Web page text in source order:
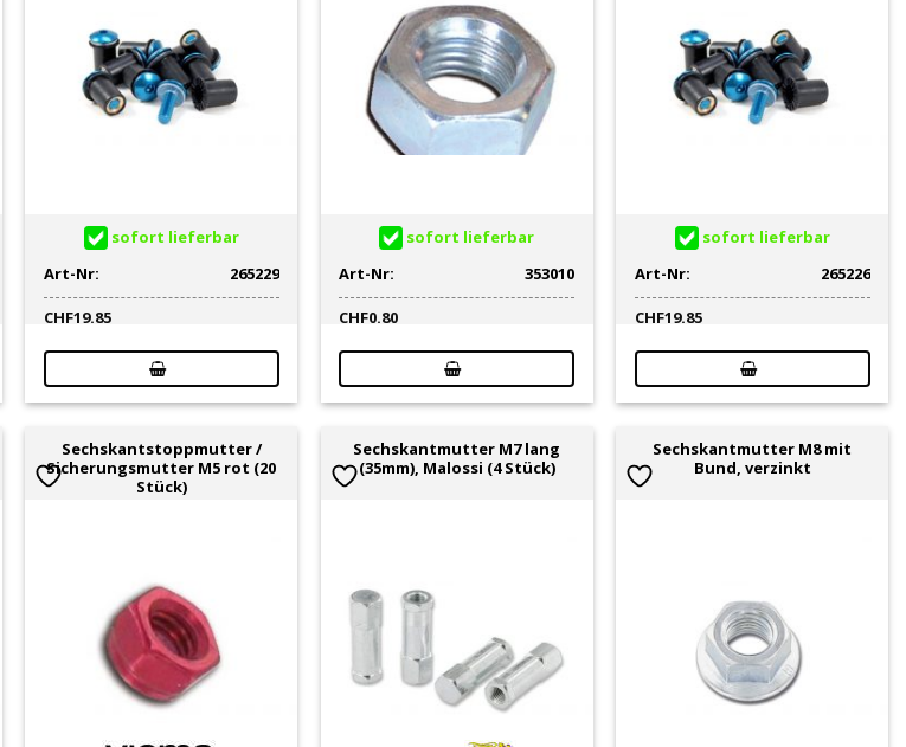
sofort lieferbar
Art-Nr:
265229
CHF19.85
sofort lieferbar
Art-Nr:
353010
CHF0.80
sofort lieferbar
Art-Nr:
265226
CHF19.85
Sechskantstoppmutter /
Sicherungsmutter M5 rot (20
Stück)
Sechskantmutter M7 lang
(35mm), Malossi (4 Stück)
Sechskantmutter M8 mit
Bund, verzinkt